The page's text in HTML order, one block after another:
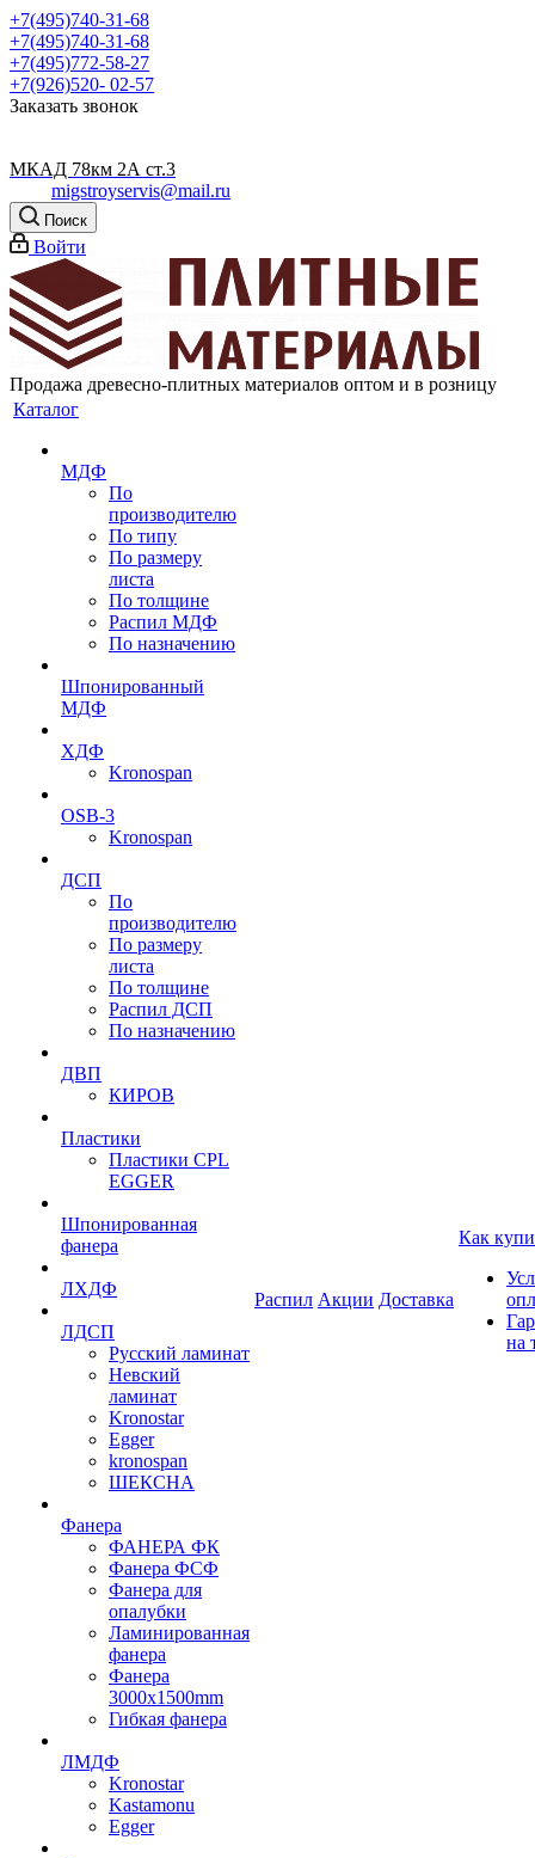
+7(495)740-31-68
+7(495)740-31-68
+7(495)772-58-27
+7(926)520- 02-57
Заказать звонок
МКАД 78км 2А ст.3
migstroyservis@mail.ru
Поиск
Войти
Продажа древесно-плитных материалов оптом и в розницу
Каталог
МДФ
По
производителю
По типу
По размеру
листа
По толщине
Распил МДФ
По назначению
Шпонированный
МДФ
ХДФ
Kronospan
OSB-3
Kronospan
ДСП
По
производителю
По размеру
листа
По толщине
Распил ДСП
По назначению
ДВП
КИРОВ
Пластики
Пластики CPL
EGGER
Шпонированная
фанера
ЛХДФ
ЛДСП
Русский ламинат
Невский
ламинат
Kronostar
Egger
kronospan
ШЕКСНА
Фанера
ФАНЕРА ФК
Фанера ФСФ
Фанера для
опалубки
Ламинированная
фанера
Фанера
3000х1500mm
Гибкая фанера
ЛМДФ
Kronostar
Kastamonu
Egger
Распил Акции Доставка
Как
на